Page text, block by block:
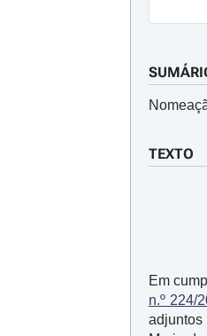
TEXTO
Em
n.º 224/
adjuntos